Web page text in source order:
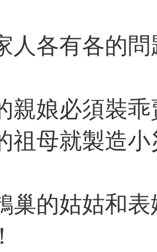
人各有各的
親娘必須裝
祖母就製造
巢的姑姑和